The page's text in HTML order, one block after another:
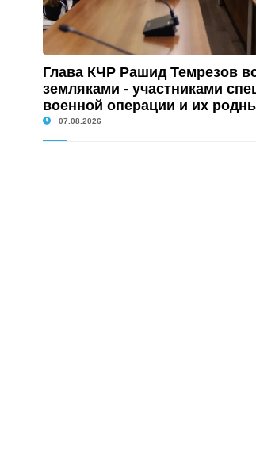
Глава КЧР Рашид Темрезов
земляками - участниками
военной операции и их
07.08.2026